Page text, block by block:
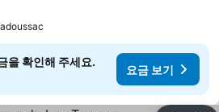
을 확인해 주세요.
요금 보기